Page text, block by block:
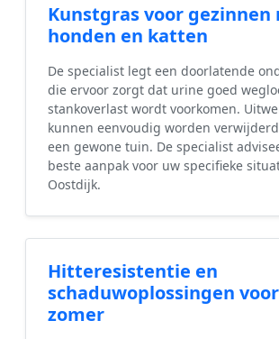
Kunstgras voor gezinnen
honden en katten
De specialist legt een doorlatende
die ervoor zorgt dat urine goed
stankoverlast wordt voorkomen.
kunnen eenvoudig worden
een gewone tuin. De specialist
beste aanpak voor uw specifieke
Oostdijk.
Hitteresistentie en
schaduwoplossingen
zomer